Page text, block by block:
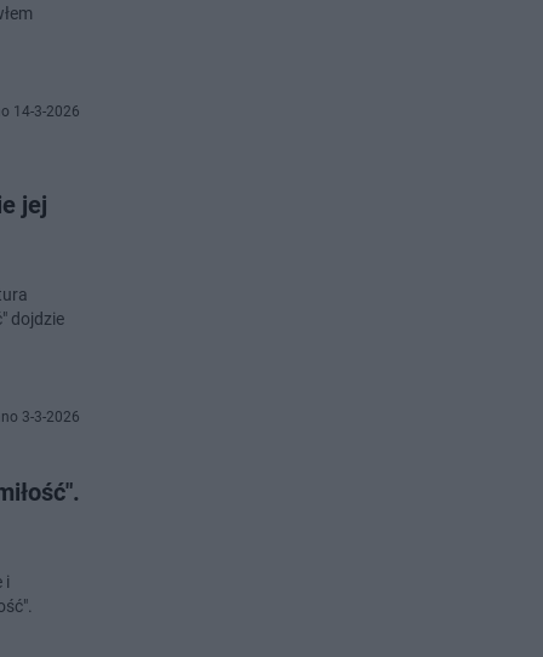
14-3-2026
jej
dojdzie
3-3-2026
i